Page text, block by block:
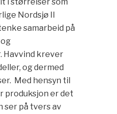
Nordsjø II
samarbeid på
Havvind krever
og dermed
Med hensyn til
produksjon er det
ser på tvers av